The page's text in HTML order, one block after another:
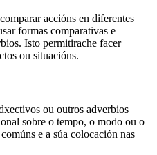
accións en diferentes
formas comparativas e
Isto permitirache facer
ou situacións.
ou outros adverbios
sobre o tempo, o modo ou o
e a súa colocación nas